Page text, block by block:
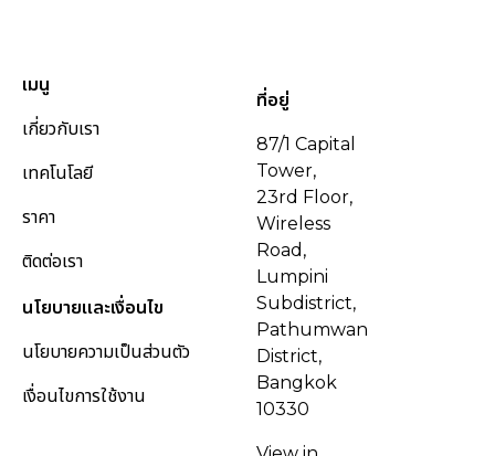
เมนู
เกี่ยวกับเรา
เทคโนโลยี
ราคา
ติดต่อเรา
นโยบายและเงื่อนไข
นโยบายความเป็นส่วนตัว
เงื่อนไขการใช้งาน
ที่อยู่
87/1 Capital
Tower,
23rd Floor,
Wireless
Road,
Lumpini
Subdistrict,
Pathumwan
District,
Bangkok
10330